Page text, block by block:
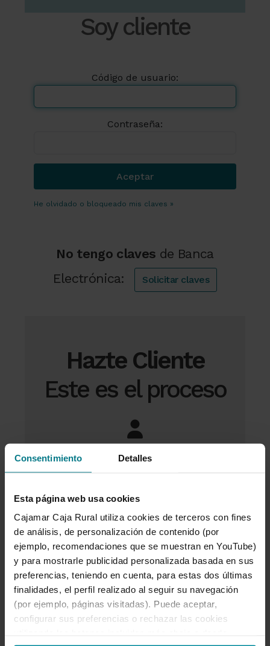
Consentimiento Detalles
Esta página web usa cookies
Cajamar Caja Rural utiliza cookies de terceros con fines
de análisis, de personalización de contenido (por
ejemplo, recomendaciones que se muestran en YouTube)
y para mostrarle publicidad personalizada basada en sus
preferencias, teniendo en cuenta, para estas dos últimas
finalidades, el perfil realizado al seguir su navegación
(por ejemplo, páginas visitadas). Puede aceptar,
configurar sus preferencias o rechazar las cookies
Soy cliente
Código de usuario:
Contraseña:
He olvidado o bloqueado mis claves »
No tengo claves de Banca
Electrónica:
Solicitar claves
Hazte Cliente
Este es el proceso
Date de altasiguiendo unos
sencillos pasos. Te llevará solo
Te enviaremos tu usuario y
claves por email y sms.